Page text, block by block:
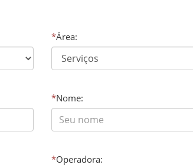
*Área:
*Nome:
*Operadora: